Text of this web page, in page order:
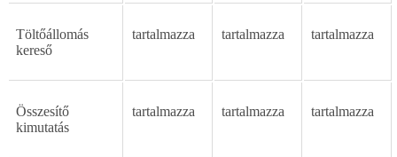
Töltőállomás
kereső
tartalmazza tartalmazza tartalmazza
Összesítő
kimutatás
tartalmazza tartalmazza tartalmazza